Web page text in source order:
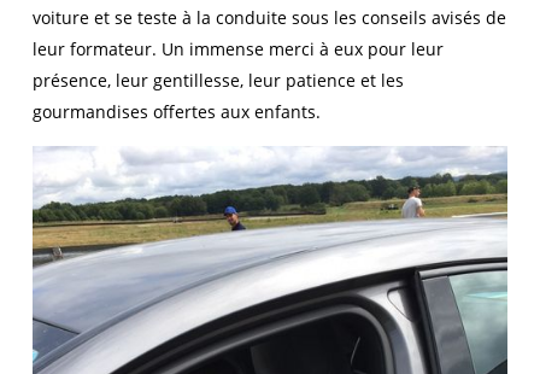
voiture et se teste à la conduite sous les conseils avisés de
leur formateur. Un immense merci à eux pour leur
présence, leur gentillesse, leur patience et les
gourmandises offertes aux enfants.